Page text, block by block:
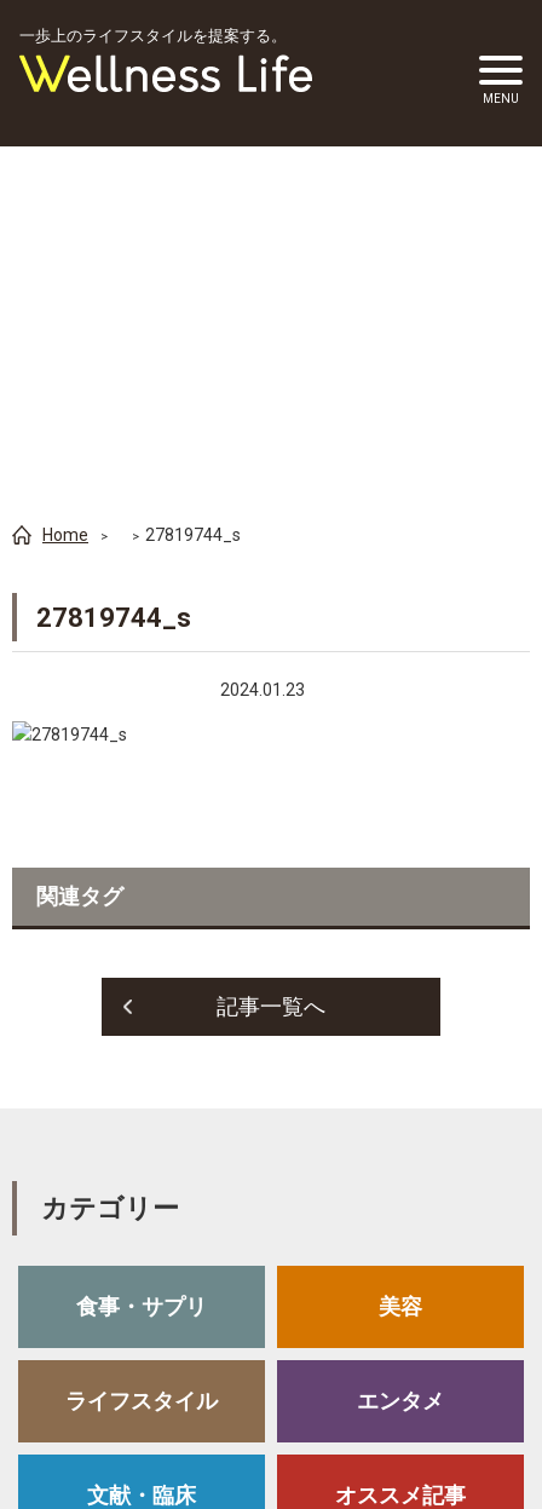
一歩上のライフスタイルを提案する。
Home 27819744_s
27819744_s
2024.01.23
関連タグ
記事一覧へ
カテゴリー
食事・サプリ 美容
ライフスタイル エンタメ
文献・臨床 オススメ記事